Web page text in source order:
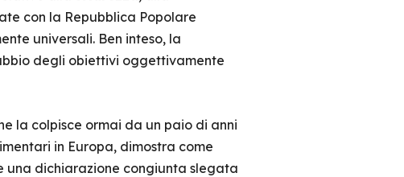
con la Repubblica Popolare
universali. Ben inteso, la
degli obiettivi oggettivamente
la colpisce ormai da un paio di anni
in Europa, dimostra come
una dichiarazione congiunta slegata